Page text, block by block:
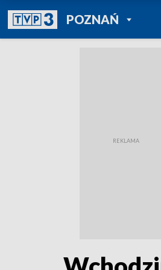
POZNAŃPOWRÓT DO
TVP REGIONY